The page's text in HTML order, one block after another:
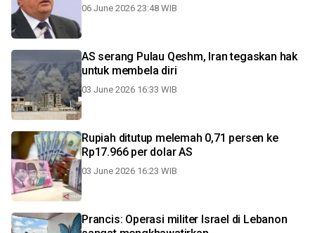
06 June 2026 23:48 WIB
AS serang Pulau Qeshm, Iran tegaskan hak
untuk membela diri
03 June 2026 16:33 WIB
Rupiah ditutup melemah 0,71 persen ke
Rp17.966 per dolar AS
03 June 2026 16:23 WIB
Prancis: Operasi militer Israel di Lebanon